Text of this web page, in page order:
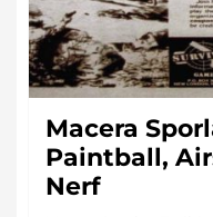
Macera
Paintball,
Nerf